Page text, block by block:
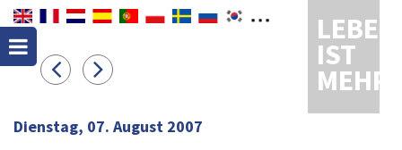
LEBEN
IST
MEHR
Dienstag, 07. August 2007